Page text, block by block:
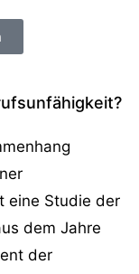
eine Studie der
dem Jahre
der